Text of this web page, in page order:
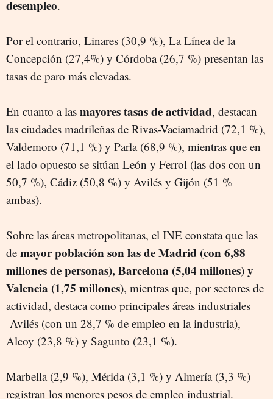
desempleo.
Por el contrario, Linares (30,9 %), La Línea de la
Concepción (27,4%) y Córdoba (26,7 %) presentan las
tasas de paro más elevadas.
En cuanto a las mayores tasas de actividad, destacan
las ciudades madrileñas de Rivas-Vaciamadrid (72,1 %),
Valdemoro (71,1 %) y Parla (68,9 %), mientras que en
el lado opuesto se sitúan León y Ferrol (las dos con un
50,7 %), Cádiz (50,8 %) y Avilés y Gijón (51 %
ambas).
Sobre las áreas metropolitanas, el INE constata que las
de mayor población son las de Madrid (con 6,88
millones de personas), Barcelona (5,04 millones) y
Valencia (1,75 millones), mientras que, por sectores de
actividad, destaca como principales áreas industriales
Avilés (con un 28,7 % de empleo en la industria),
Alcoy (23,8 %) y Sagunto (23,1 %).
Marbella (2,9 %), Mérida (3,1 %) y Almería (3,3 %)
registran los menores pesos de empleo industrial.